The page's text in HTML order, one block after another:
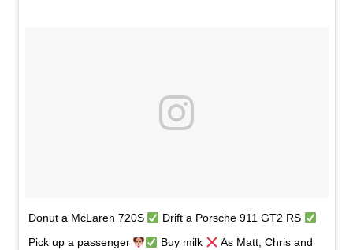
Donut a McLaren 720S
Drift a Porsche 911 GT2 RS
Pick up a passenger
Buy milk
As Matt, Chris and